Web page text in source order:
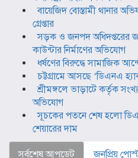
বায়েজিদ বোস্তামী থানার
গ্রেপ্তার
সড়ক ও জনপদ অধিদপ্তরের
কাউন্টার নির্মাণের অভিযোগ
ধর্ষণের বিরুদ্ধে সামাজিক
চট্টগ্রামে আসছে ‘ডিএনএ
শ্রীমঙ্গলে ভাড়াটে কর্তৃক
অভিযোগ
সূচকের পতনে শেষ হলো
শেয়ারের দাম
সর্বশেষ আপডেট
জনপ্রিয়